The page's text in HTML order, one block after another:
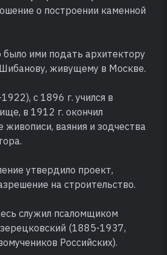
о построении каменной
ими подать архитектору
живущему в Москве.
с 1896 г. учился в
в 1912 г. окончил
ваяния и зодчества
утвердило проект,
на строительство.
служил псаломщиком
(1885-1937,
Российских).